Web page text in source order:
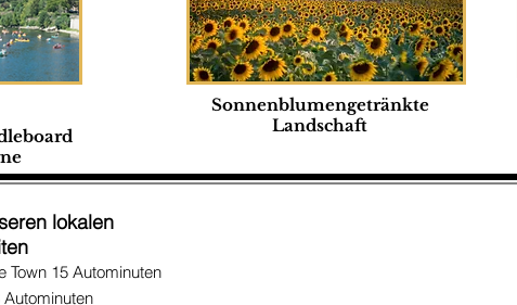
Sonnenblumengetränkte
Landschaft
lokalen
Town 15 Autominuten